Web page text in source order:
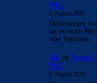
PSG
8. August 2026
Meinetwegen
hat es nichts
oder Raphinha…
Mo zu Ferran
PSG
8. August 2026